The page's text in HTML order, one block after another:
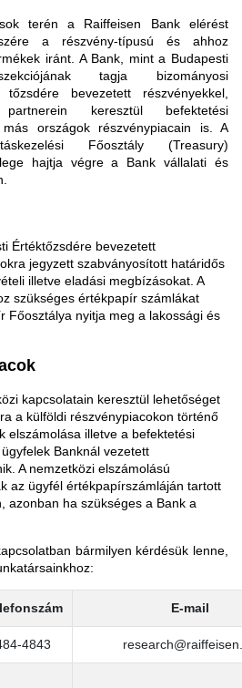
terén a Raiffeisen Bank elérést
a részvény-típusú és ahhoz
iránt. A Bank, mint a Budapesti
tagja bizományosi
bevezetett részvényekkel,
keresztül befektetési
országok részvénypiacain is. A
Főosztály (Treasury)
hajtja végre a Bank vállalati és
Értéktőzsdére bevezetett
jegyzett szabványosított határidős
illetve eladási megbízásokat. A
szükséges értékpapír számlákat
Főosztálya nyitja meg a lakossági és
kapcsolatain keresztül lehetőséget
a külföldi részvénypiacokon történő
elszámolása illetve a befektetési
Banknál vezetett
A nemzetközi elszámolású
az ügyfél értékpapírszámláján tartott
azonban ha szükséges a Bank a
bármilyen kérdésük lenne,
E-mail
4843